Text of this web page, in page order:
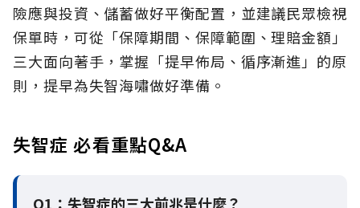
險應與投資、儲蓄做好平衡配置，並建議民眾檢視
保單時，可從「保障期間、保障範圍、理賠金額」
三大面向著手，掌握「提早佈局、循序漸進」的原
則，提早為失智海嘯做好準備。
失智症 必看重點Q&A
Q1：失智症的三大前兆是什麼？